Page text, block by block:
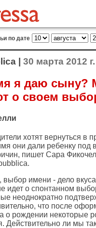
по дате
| 30 марта 2012 г.
я даю сыну?
о своем
хотят вернуться в
они дали ребенку под
пишет Сара
.
выбор имени - дело
идет о спонтанном
неоднократно
что после
о рождении некоторые
Действительно ли мы